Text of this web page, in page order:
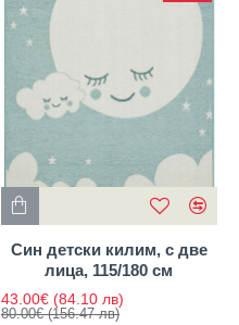
Син детски килим, с две
лица, 115/180 см
43.00€ (84.10 лв)
80.00€(156.47 лв)